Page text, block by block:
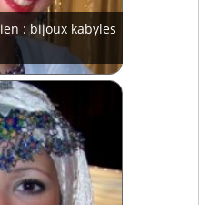
: bijoux kabyles